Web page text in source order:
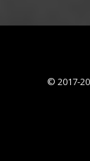
© 2017-